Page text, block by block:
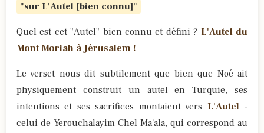
"sur L'Autel [bien connu]"
Quel est cet "Autel" bien connu et défini ? L'Autel du
Mont Moriah à Jérusalem !
Le verset nous dit subtilement que bien que Noé ait
physiquement construit un autel en Turquie, ses
intentions et ses sacrifices montaient vers L'Autel-
celui de Yerouchalayim Chel Ma'ala, qui correspond au